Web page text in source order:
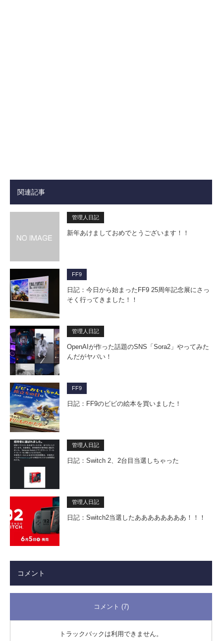
関連記事
管理人日記
新年あけましておめでとうございます！！
FF9
日記：今日から始まったFF9 25周年記念展にさっ
そく行ってきました！！
管理人日記
OpenAIが作った話題のSNS「Sora2」やってみた
んだがヤバい！
FF9
日記：FF9のビビの絵本を買いました！
管理人日記
日記：Switch 2、2台目当選しちゃった
管理人日記
日記：Switch2当選したああああああああ！！！
コメント
コメント (7)
トラックバックは利用できません。